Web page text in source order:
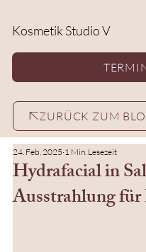
Kosmetik Studio V
ZURÜCK ZUM
Hydrafacial in
Ausstrahlung
24. Feb. 2025 1 Min. Lesezeit